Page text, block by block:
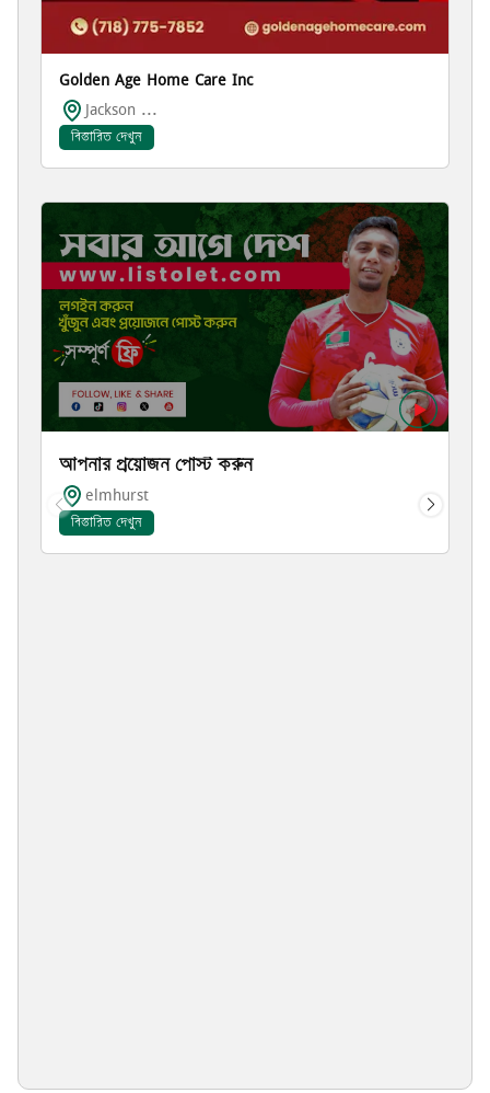
Golden Age Home Care Inc
Jackson ...
বিস্তারিত দেখুন
আপনার প্রয়োজন পোস্ট করুন
elmhurst
বিস্তারিত দেখুন